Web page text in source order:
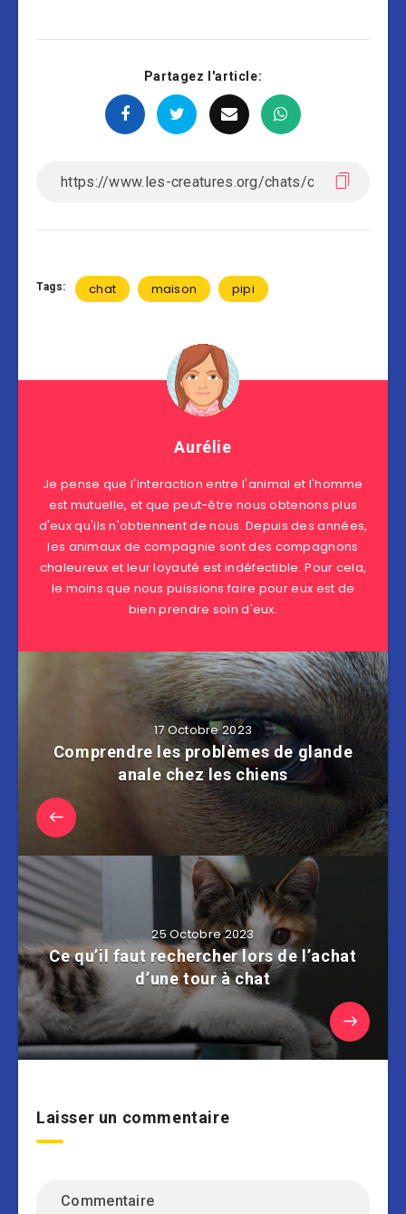
Partagez l'article:
Tags: chat maison pipi
Aurélie
Je pense que l'interaction entre l'animal et l'homme
est mutuelle, et que peut-être nous obtenons plus
d'eux qu'ils n'obtiennent de nous. Depuis des années,
les animaux de compagnie sont des compagnons
chaleureux et leur loyauté est indéfectible. Pour cela,
le moins que nous puissions faire pour eux est de
bien prendre soin d'eux.
17 Octobre 2023
Comprendre les problèmes de glande
anale chez les chiens
25 Octobre 2023
Ce qu’il faut rechercher lors de l’achat
d’une tour à chat
Laisser un commentaire